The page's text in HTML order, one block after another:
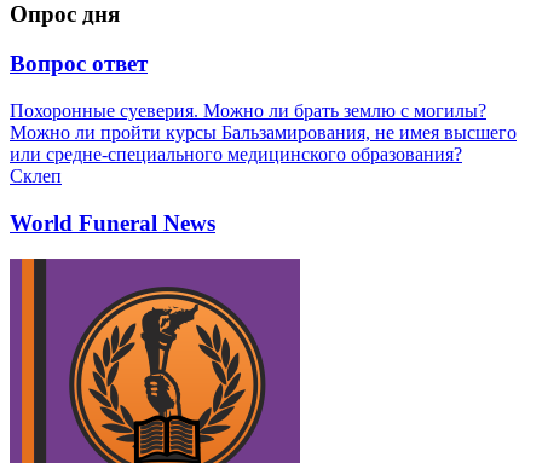
Опрос дня
Вопрос ответ
Похоронные суеверия. Можно ли брать землю с могилы?
Можно ли пройти курсы Бальзамирования, не имея высшего
или средне-специального медицинского образования?
Склеп
World Funeral News